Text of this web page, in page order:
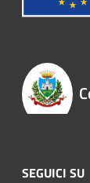
SEGUICI SU